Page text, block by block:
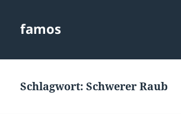
famos
Schlagwort:Schwerer Raub